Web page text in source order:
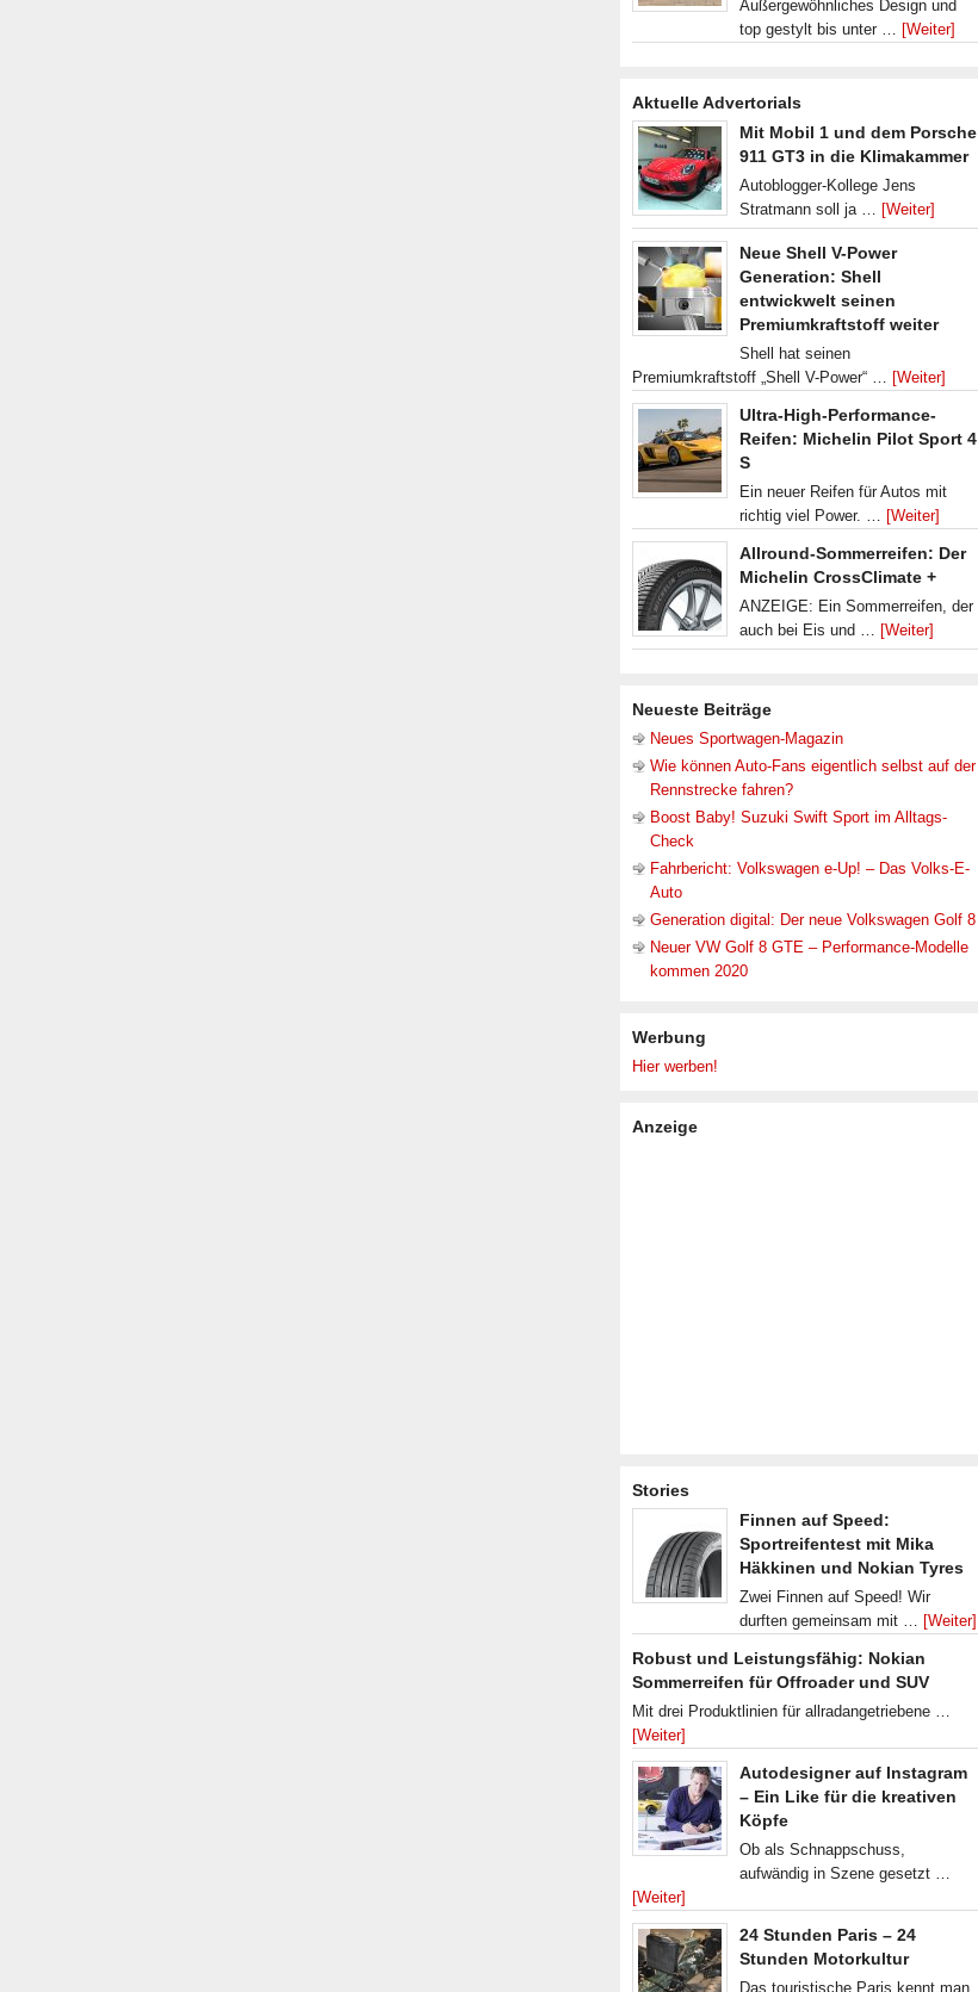
Außergewöhnliches Design und
top gestylt bis unter … [Weiter]
Aktuelle Advertorials
Mit Mobil 1 und dem Porsche
911 GT3 in die Klimakammer
Autoblogger-Kollege Jens
Stratmann soll ja … [Weiter]
Neue Shell V-Power
Generation: Shell
entwickwelt seinen
Premiumkraftstoff weiter
Shell hat seinen
Premiumkraftstoff „Shell V-Power“ … [Weiter]
Ultra-High-Performance-
Reifen: Michelin Pilot Sport 4
S
Ein neuer Reifen für Autos mit
richtig viel Power. … [Weiter]
Allround-Sommerreifen: Der
Michelin CrossClimate +
ANZEIGE: Ein Sommerreifen, der
auch bei Eis und … [Weiter]
Neueste Beiträge
Neues Sportwagen-Magazin
Wie können Auto-Fans eigentlich selbst auf der
Rennstrecke fahren?
Boost Baby! Suzuki Swift Sport im Alltags-
Check
Fahrbericht: Volkswagen e-Up! – Das Volks-E-
Auto
Generation digital: Der neue Volkswagen Golf 8
Neuer VW Golf 8 GTE – Performance-Modelle
kommen 2020
Werbung
Hier werben!
Anzeige
Stories
Finnen auf Speed:
Sportreifentest mit Mika
Häkkinen und Nokian Tyres
Zwei Finnen auf Speed! Wir
durften gemeinsam mit … [Weiter]
Robust und Leistungsfähig: Nokian
Sommerreifen für Offroader und SUV
Mit drei Produktlinien für allradangetriebene …
[Weiter]
Autodesigner auf Instagram
– Ein Like für die kreativen
Köpfe
Ob als Schnappschuss,
aufwändig in Szene gesetzt …
[Weiter]
24 Stunden Paris – 24
Stunden Motorkultur
Das touristische Paris kennt man